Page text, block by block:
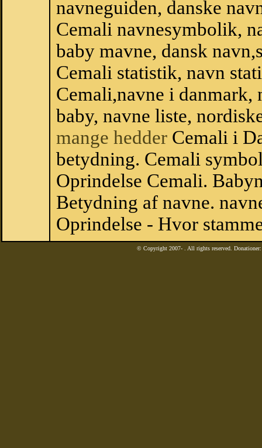
navneguiden, danske
Cemali navnesymbolik,
baby mavne, dansk
Cemali statistik, navn
Cemali,navne i
baby, navne liste,
mange hedder Cemali i
betydning. Cemali
Oprindelse Cemali.
Betydning af navne.
Oprindelse - Hvor
© Copyright 2007- . All rights reserved.